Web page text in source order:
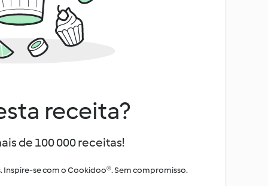
receita?
de 100 000 receitas!
Inspire-se com o Cookidoo®. Sem compromisso.